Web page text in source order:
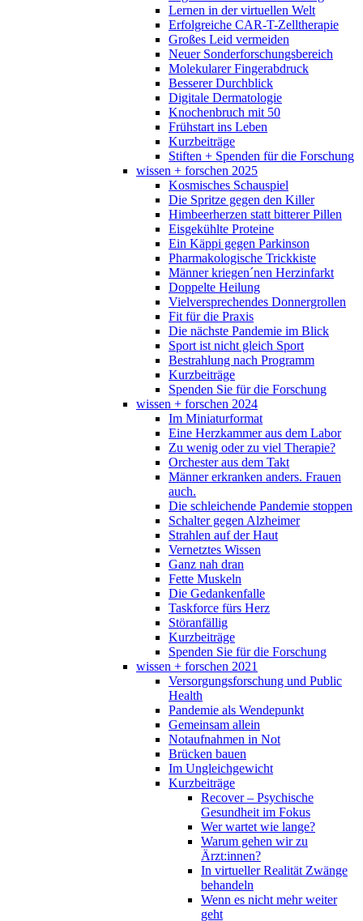
Lernen in der virtuellen Welt
Erfolgreiche CAR-T-Zelltherapie
Großes Leid vermeiden
Neuer Sonderforschungsbereich
Molekularer Fingerabdruck
Besserer Durchblick
Digitale Dermatologie
Knochenbruch mit 50
Frühstart ins Leben
Kurzbeiträge
Stiften + Spenden für die Forschung
wissen + forschen 2025
Kosmisches Schauspiel
Die Spritze gegen den Killer
Himbeerherzen statt bitterer Pillen
Eisgekühlte Proteine
Ein Käppi gegen Parkinson
Pharmakologische Trickkiste
Männer kriegen´nen Herzinfarkt
Doppelte Heilung
Vielversprechendes Donnergrollen
Fit für die Praxis
Die nächste Pandemie im Blick
Sport ist nicht gleich Sport
Bestrahlung nach Programm
Kurzbeiträge
Spenden Sie für die Forschung
wissen + forschen 2024
Im Miniaturformat
Eine Herzkammer aus dem Labor
Zu wenig oder zu viel Therapie?
Orchester aus dem Takt
Männer erkranken anders. Frauen
auch.
Die schleichende Pandemie stoppen
Schalter gegen Alzheimer
Strahlen auf der Haut
Vernetztes Wissen
Ganz nah dran
Fette Muskeln
Die Gedankenfalle
Taskforce fürs Herz
Störanfällig
Kurzbeiträge
Spenden Sie für die Forschung
wissen + forschen 2021
Versorgungsforschung und Public
Health
Pandemie als Wendepunkt
Gemeinsam allein
Notaufnahmen in Not
Brücken bauen
Im Ungleichgewicht
Kurzbeiträge
Recover – Psychische
Gesundheit im Fokus
Wer wartet wie lange?
Warum gehen wir zu
Ärzt:innen?
In virtueller Realität Zwänge
behandeln
Wenn es nicht mehr weiter
geht